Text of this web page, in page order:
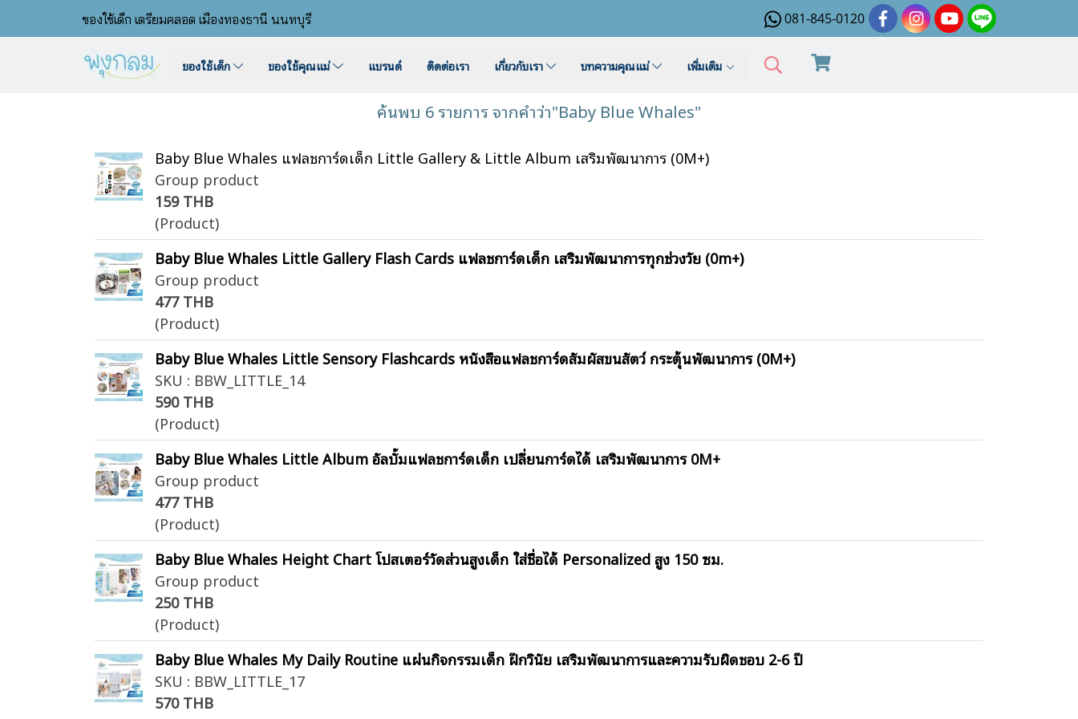
ของใช้เด็ก เตรียมคลอด เมืองทองธานี นนทบุรี 081-845-0120
ของใช้เด็ก ของใช้คุณแม่ แบรนด์ ติดต่อเรา เกี่ยวกับเรา บทความคุณแม่ เพิ่มเติม
ค้นพบ 6 รายการ จากคำว่า"Baby Blue Whales"
Baby Blue Whales แฟลชการ์ดเด็ก Little Gallery & Little Album เสริมพัฒนาการ (0M+)
Group product
159 THB
(Product)
Baby Blue Whales Little Gallery Flash Cards แฟลชการ์ดเด็ก เสริมพัฒนาการทุกช่วงวัย (0m+)
Group product
477 THB
(Product)
Baby Blue Whales Little Sensory Flashcards หนังสือแฟลชการ์ดสัมผัสขนสัตว์ กระตุ้นพัฒนาการ (0M+)
SKU : BBW_LITTLE_14
590 THB
(Product)
Baby Blue Whales Little Album อัลบั้มแฟลชการ์ดเด็ก เปลี่ยนการ์ดได้ เสริมพัฒนาการ 0M+
Group product
477 THB
(Product)
Baby Blue Whales Height Chart โปสเตอร์วัดส่วนสูงเด็ก ใส่ชื่อได้ Personalized สูง 150 ซม.
Group product
250 THB
(Product)
Baby Blue Whales My Daily Routine แผ่นกิจกรรมเด็ก ฝึกวินัย เสริมพัฒนาการและความรับผิดชอบ 2-6 ปี
SKU : BBW_LITTLE_17
570 THB